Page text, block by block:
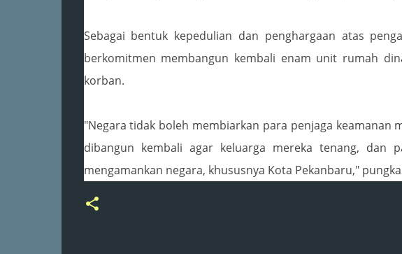
Sebagai bentuk kepedulian dan penghargaan atas
berkomitmen membangun kembali enam unit rumah
korban.
"Negara tidak boleh membiarkan para penjaga keamanan
dibangun kembali agar keluarga mereka tenang, dan
mengamankan negara, khususnya Kota Pekanbaru,"